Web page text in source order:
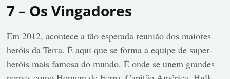
7 – Os Vingadores
Em 2012, acontece a tão esperada reunião dos maiores
heróis da Terra. É aqui que se forma a equipe de super-
heróis mais famosa do mundo. É onde se unem grandes